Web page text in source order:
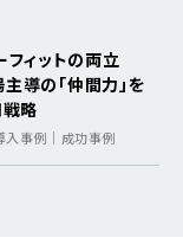
ィットの両立
導の「仲間力」を
略
入事例｜成功事例